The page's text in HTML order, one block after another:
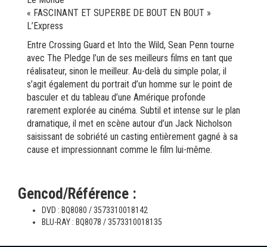
« FASCINANT ET SUPERBE DE BOUT EN BOUT »
L’Express
Entre Crossing Guard et Into the Wild, Sean Penn tourne
avec The Pledge l’un de ses meilleurs films en tant que
réalisateur, sinon le meilleur. Au-delà du simple polar, il
s’agit également du portrait d’un homme sur le point de
basculer et du tableau d’une Amérique profonde
rarement explorée au cinéma. Subtil et intense sur le plan
dramatique, il met en scène autour d’un Jack Nicholson
saisissant de sobriété un casting entièrement gagné à sa
cause et impressionnant comme le film lui-même.
Gencod/Référence :
DVD : BQ8080 / 3573310018142
BLU-RAY : BQ8078 / 3573310018135